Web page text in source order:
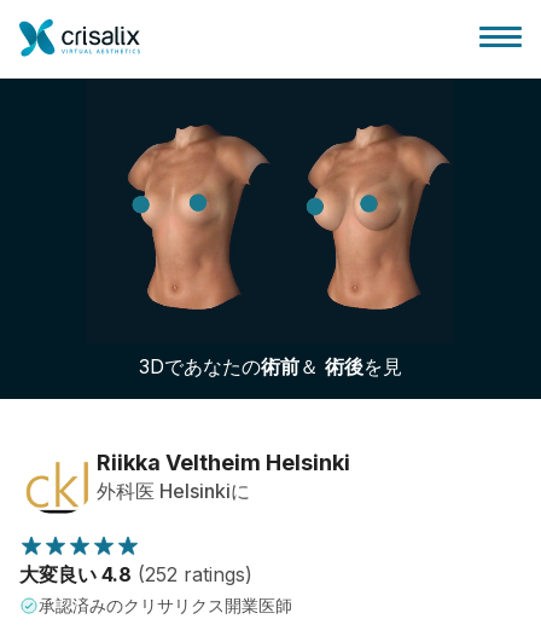
外科医ホーム
3Dビジネスプラットフォーム
サブスクリプションプラン
患者様のレビュー
3Dであなたの術前＆ 術後を見
Riikka Veltheim Helsinki
外科医 Helsinkiに
大変良い 4.8 (252 ratings)
承認済みのクリサリクス開業医師